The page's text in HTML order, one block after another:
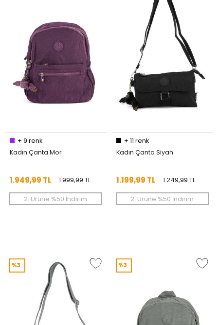
+ 9 renk
Kadın Çanta Mor
1.999,99 TL
1.949,99 TL
2. Ürüne %50 İndirim
+ 11 renk
Kadın Çanta Siyah
1.249,99 TL
1.199,99 TL
2. Ürüne %50 İndirim
%3 %3